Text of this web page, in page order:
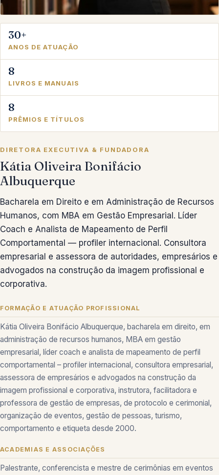
30+
ANOS DE ATUAÇÃO
8
LIVROS E MANUAIS
8
PRÊMIOS E TÍTULOS
DIRETORA EXECUTIVA & FUNDADORA
Kátia Oliveira Bonifácio
Albuquerque
Bacharela em Direito e em Administração de Recursos
Humanos, com MBA em Gestão Empresarial. Líder
Coach e Analista de Mapeamento de Perfil
Comportamental — profiler internacional. Consultora
empresarial e assessora de autoridades, empresários e
advogados na construção da imagem profissional e
corporativa.
FORMAÇÃO E ATUAÇÃO PROFISSIONAL
Kátia Oliveira Bonifácio Albuquerque, bacharela em direito, em
administração de recursos humanos, MBA em gestão
empresarial, líder coach e analista de mapeamento de perfil
comportamental – profiler internacional, consultora empresarial,
assessora de empresários e advogados na construção da
imagem profissional e corporativa, instrutora, facilitadora e
professora de gestão de empresas, de protocolo e cerimonial,
organização de eventos, gestão de pessoas, turismo,
comportamento e etiqueta desde 2000.
ACADEMIAS E ASSOCIAÇÕES
Palestrante, conferencista e mestre de cerimônias em eventos